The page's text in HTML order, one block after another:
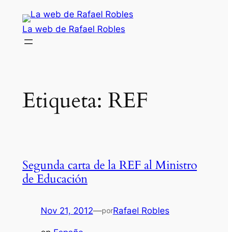
contenido
La web de Rafael Robles
Etiqueta: REF
Segunda carta de la REF al Ministro
de Educación
Nov 21, 2012—porRafael Robles